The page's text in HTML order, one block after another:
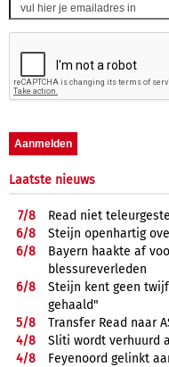
Laatste nieuws
7/8
Read niet
6/8
Steijn openhartig
6/8
Bayern haakte af
blessureverleden
6/8
Steijn kent geen
gehaald"
5/8
Transfer Read naar
4/8
Sliti wordt verhuurd
4/8
Feyenoord gelinkt